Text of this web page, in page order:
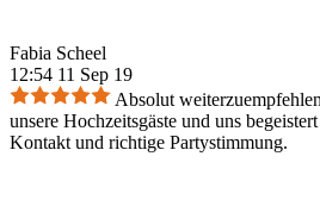
Fabia Scheel
12:54 11 Sep 19
Absolut
unsere Hochzeitsgäste und uns
Kontakt und richtige Partystimmung.